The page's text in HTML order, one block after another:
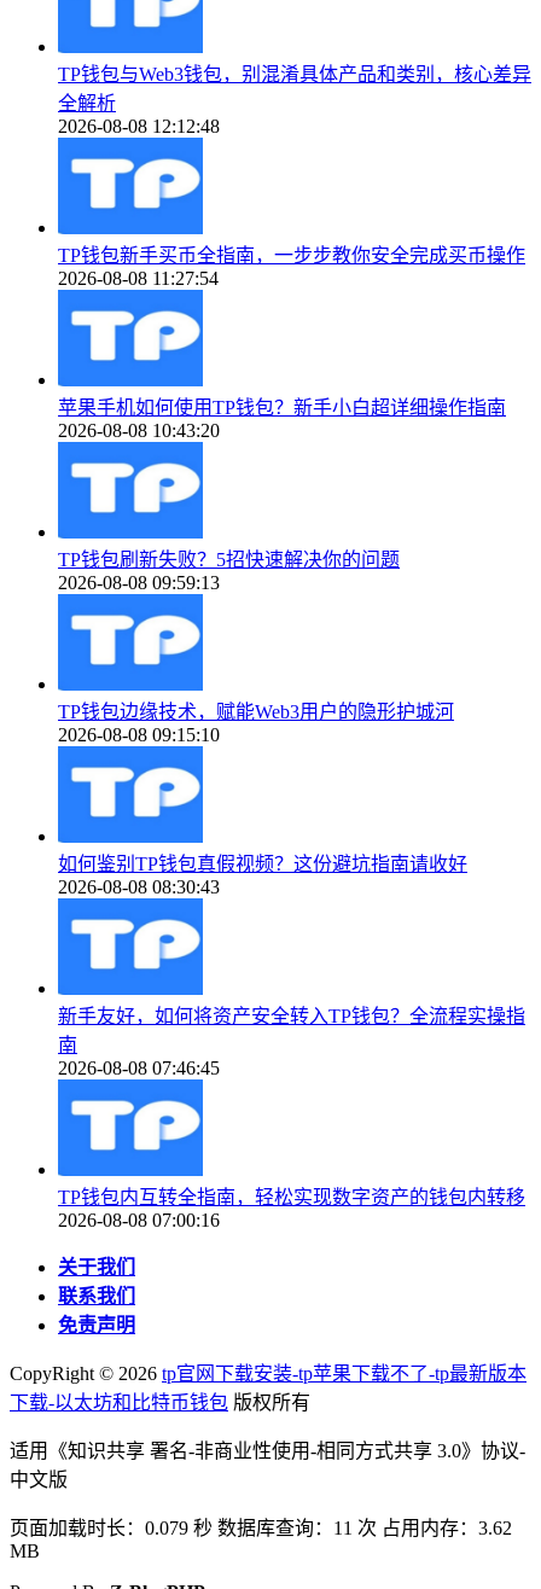
TP钱包与Web3钱包，别混淆具体产品和类别，核心差异
全解析
2026-08-08 12:12:48
TP钱包新手买币全指南，一步步教你安全完成买币操作
2026-08-08 11:27:54
苹果手机如何使用TP钱包？新手小白超详细操作指南
2026-08-08 10:43:20
TP钱包刷新失败？5招快速解决你的问题
2026-08-08 09:59:13
TP钱包边缘技术，赋能Web3用户的隐形护城河
2026-08-08 09:15:10
如何鉴别TP钱包真假视频？这份避坑指南请收好
2026-08-08 08:30:43
新手友好，如何将资产安全转入TP钱包？全流程实操指
南
2026-08-08 07:46:45
TP钱包内互转全指南，轻松实现数字资产的钱包内转移
2026-08-08 07:00:16
关于我们
联系我们
免责声明
CopyRight © 2026 tp官网下载安装-tp苹果下载不了-tp最新版本
下载-以太坊和比特币钱包 版权所有
适用《知识共享 署名-非商业性使用-相同方式共享 3.0》协议-
中文版
页面加载时长：0.079 秒 数据库查询：11 次 占用内存：3.62
MB